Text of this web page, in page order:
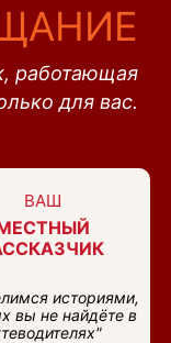
работающая
для вас.
ВАШ
историями,
вы не найдёте в